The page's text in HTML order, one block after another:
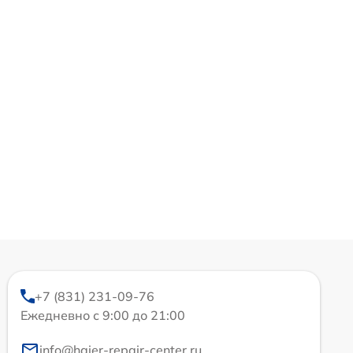
+7 (831) 231-09-76
Ежедневно с 9:00 до 21:00
info@haier-repair-center.ru